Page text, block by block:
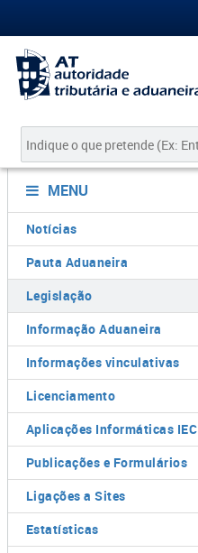
MENU
Notícias
Pauta Aduaneira
Legislação
Informação Aduaneira
Informações vinculativas
Licenciamento
Aplicações Informáticas IEC
Publicações e Formulários
Ligações a Sites
Estatísticas